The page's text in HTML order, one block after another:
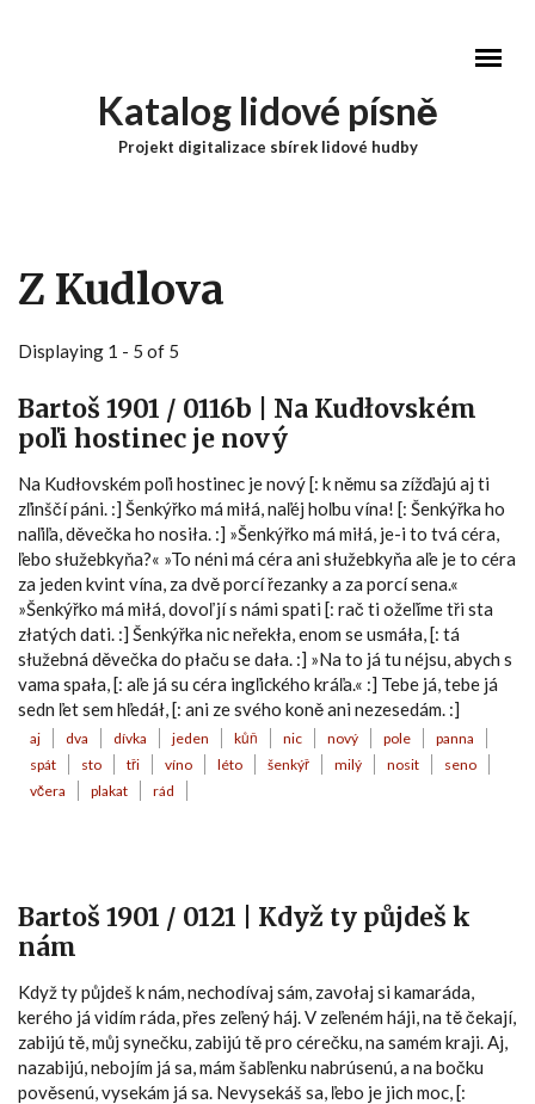
Katalog lidové písně
Projekt digitalizace sbírek lidové hudby
Z Kudlova
Displaying 1 - 5 of 5
Bartoš 1901 / 0116b | Na Kudłovském
poľi hostinec je nový
Na Kudłovském poľi hostinec je nový [: k němu sa zížďajú aj ti
zľinščí páni. :] Šenkýřko má miłá, naľéj hoľbu vína! [: Šenkýřka ho
naľiľa, děvečka ho nosiła. :] »Šenkýřko má miłá, je-i to tvá céra,
ľebo słužebkyňa?« »To néni má céra ani słužebkyňa aľe je to céra
za jeden kvint vína, za dvě porcí řezanky a za porcí sena.«
»Šenkýřko má miłá, dovoľ jí s námi spati [: rač ti ožeľíme tři sta
złatých dati. :] Šenkýřka nic neřekła, enom se usmáła, [: tá
słužebná děvečka do płaču se dała. :] »Na to já tu néjsu, abych s
vama spała, [: aľe já su céra ingľického kráľa.« :] Tebe já, tebe já
sedn ľet sem hľedáł, [: ani ze svého koně ani nezesedám. :]
aj dva dívka jeden kůň nic nový pole
panna
spát
sto tři víno léto šenkýř milý nosit
seno
včera
plakat rád
Bartoš 1901 / 0121 | Když ty půjdeš k
nám
Když ty půjdeš k nám, nechodívaj sám, zavołaj si kamaráda,
kerého já vidím ráda, přes zeľený háj. V zeľeném háji, na tě čekají,
zabijú tě, můj synečku, zabijú tě pro cérečku, na samém kraji. Aj,
nazabijú, nebojím já sa, mám šabľenku nabrúsenú, a na bočku
pověsenú, vysekám já sa. Nevysekáš sa, ľebo je jich moc, [: